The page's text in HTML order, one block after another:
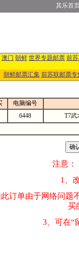
其乐首
澳门 朝鲜 世界专题邮票 前
朝鲜邮票汇集 前苏联邮票专
电脑编号
6448
T7武
意：
改变商品数量
如此订单由
买的邮品的“
3、可在“
式告之